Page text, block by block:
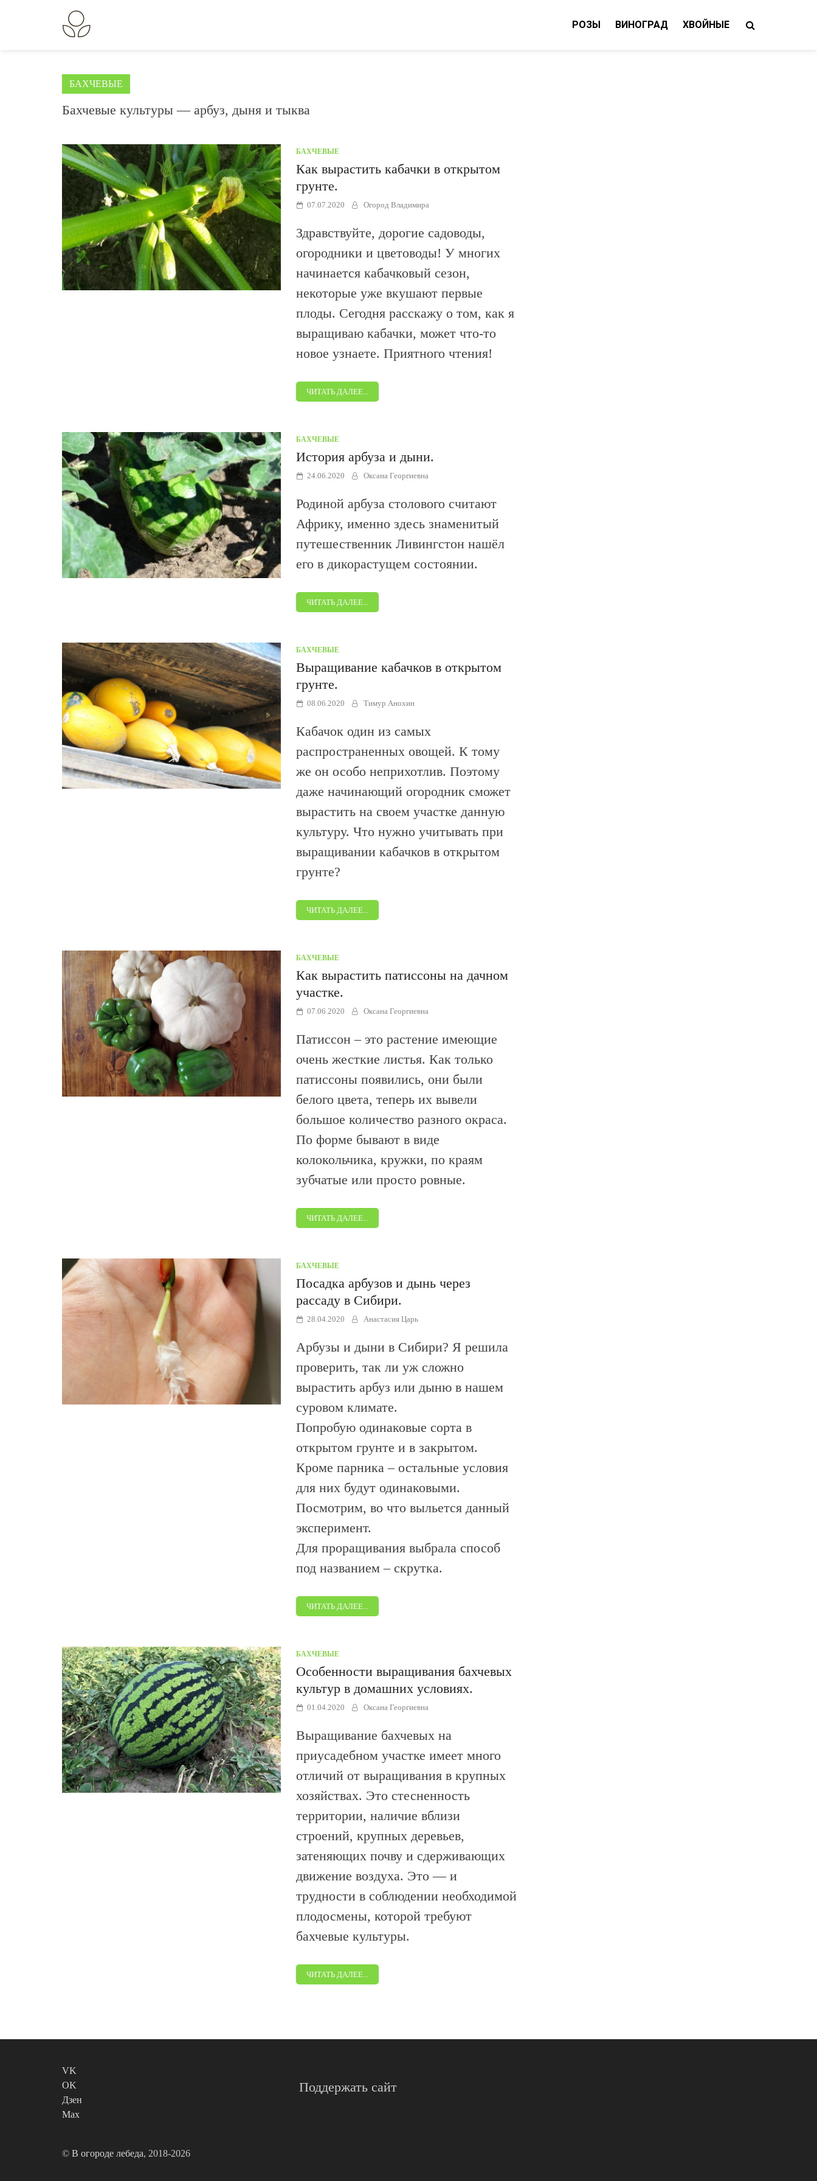
РОЗЫ ВИНОГРАД ХВОЙНЫЕ
БАХЧЕВЫЕ
Бахчевые культуры — арбуз, дыня и тыква
БАХЧЕВЫЕ
Как вырастить кабачки в открытом
грунте.
07.07.2020 Огород Владимира
Здравствуйте, дорогие садоводы,
огородники и цветоводы! У многих
начинается кабачковый сезон,
некоторые уже вкушают первые
плоды. Сегодня расскажу о том, как я
выращиваю кабачки, может что-то
новое узнаете. Приятного чтения!
ЧИТАТЬ ДАЛЕЕ...
БАХЧЕВЫЕ
История арбуза и дыни.
24.06.2020 Оксана Георгиевна
Родиной арбуза столового считают
Африку, именно здесь знаменитый
путешественник Ливингстон нашёл
его в дикорастущем состоянии.
ЧИТАТЬ ДАЛЕЕ...
БАХЧЕВЫЕ
Выращивание кабачков в открытом
грунте.
08.06.2020 Тимур Анохин
Кабачок один из самых
распространенных овощей. К тому
же он особо неприхотлив. Поэтому
даже начинающий огородник сможет
вырастить на своем участке данную
культуру. Что нужно учитывать при
выращивании кабачков в открытом
грунте?
ЧИТАТЬ ДАЛЕЕ...
БАХЧЕВЫЕ
Как вырастить патиссоны на дачном
участке.
07.06.2020 Оксана Георгиевна
Патиссон – это растение имеющие
очень жесткие листья. Как только
патиссоны появились, они были
белого цвета, теперь их вывели
большое количество разного окраса.
По форме бывают в виде
колокольчика, кружки, по краям
зубчатые или просто ровные.
ЧИТАТЬ ДАЛЕЕ...
БАХЧЕВЫЕ
Посадка арбузов и дынь через
рассаду в Сибири.
28.04.2020 Анастасия Царь
Арбузы и дыни в Сибири? Я решила
проверить, так ли уж сложно
вырастить арбуз или дыню в нашем
суровом климате.
Попробую одинаковые сорта в
открытом грунте и в закрытом.
Кроме парника – остальные условия
для них будут одинаковыми.
Посмотрим, во что выльется данный
эксперимент.
Для проращивания выбрала способ
под названием – скрутка.
ЧИТАТЬ ДАЛЕЕ...
БАХЧЕВЫЕ
Особенности выращивания бахчевых
культур в домашних условиях.
01.04.2020 Оксана Георгиевна
Выращивание бахчевых на
приусадебном участке имеет много
отличий от выращивания в крупных
хозяйствах. Это стесненность
территории, наличие вблизи
строений, крупных деревьев,
затеняющих почву и сдерживающих
движение воздуха. Это — и
трудности в соблюдении необходимой
плодосмены, которой требуют
бахчевые культуры.
ЧИТАТЬ ДАЛЕЕ...
VK
OK
Дзен
Max
© В огороде лебеда, 2018-2026
Поддержать сайт